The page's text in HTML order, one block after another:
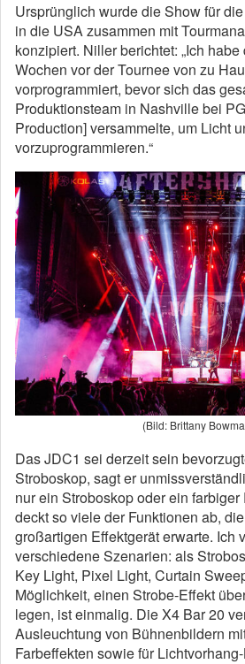
Ursprünglich wurde die Show für
in die USA zusammen mit
konzipiert. Niller berichtet: „Ich
Wochen vor der Tournee von zu
vorprogrammiert, bevor sich das
Produktionsteam in Nashville bei
Production] versammelte, um Licht
vorzuprogrammieren.“
(Bild: Brittany
Das JDC1 sei derzeit sein
Stroboskop, sagt er
nur ein Stroboskop oder ein farbiger
deckt so viele der Funktionen ab,
großartigen Effektgerät erwarte. Ich
verschiedene Szenarien: als
Key Light, Pixel Light, Curtain
Möglichkeit, einen Strobe-Effekt
legen, ist einmalig. Die X4 Bar 20
Ausleuchtung von Bühnenbildern
Farbeffekten sowie für